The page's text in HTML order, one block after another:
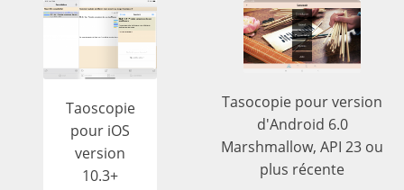
Taoscopie
pour iOS
version
10.3+
Tasocopie pour version
d'Android 6.0
Marshmallow, API 23 ou
plus récente